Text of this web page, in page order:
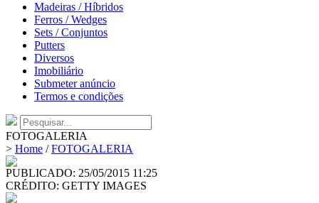
Madeiras / Híbridos
Ferros / Wedges
Sets / Conjuntos
Putters
Diversos
Imobiliário
Submeter anúncio
Termos e condições
FOTOGALERIA
> Home /FOTOGALERIA
PUBLICADO: 25/05/2015 11:25
CRÉDITO: GETTY IMAGES